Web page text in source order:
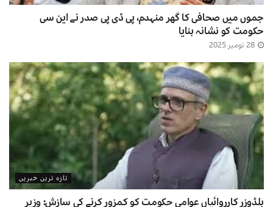
جموں میں صحافی کا گھر منہدم، پی ڈی پی صدر نے این سی
حکومت کو نشانہ بنایا
تازہ ترین خبریں
بلڈوزر کارروائیاں عوامی حکومت کو کمزور کرنے کی سازش: وزیر